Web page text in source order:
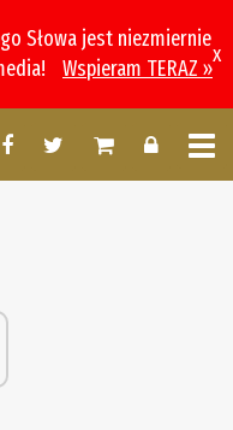
Słowa jest niezmiernie
Wspieram TERAZ »
x